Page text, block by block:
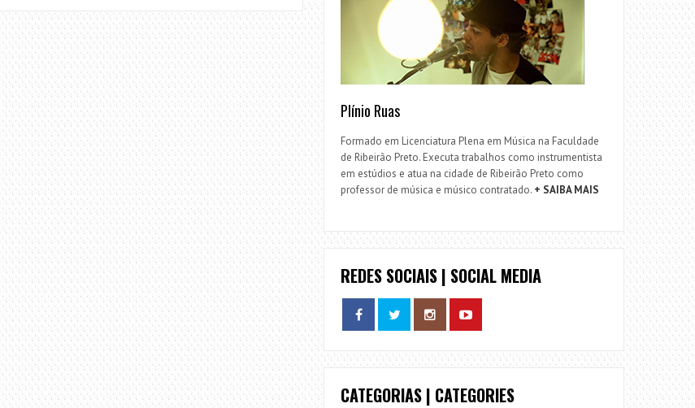
O
SOLO
DA
MÚSICA
BIRDS
–
IMAGINE
DRAGONS
Plínio Ruas
Formado em Licenciatura Plena em Música na Faculdade
de Ribeirão Preto. Executa trabalhos como instrumentista
em estúdios e atua na cidade de Ribeirão Preto como
professor de música e músico contratado. + SAIBA MAIS
REDES SOCIAIS | SOCIAL MEDIA
CATEGORIAS | CATEGORIES